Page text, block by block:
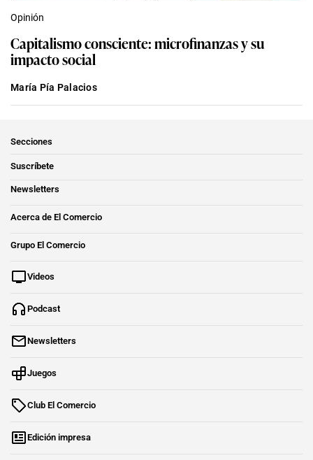
Opinión
Capitalismo consciente: microfinanzas y su
impacto social
María Pía Palacios
Secciones
Suscríbete
Newsletters
Acerca de El Comercio
Grupo El Comercio
Videos
Podcast
Newsletters
Juegos
Club El Comercio
Edición impresa